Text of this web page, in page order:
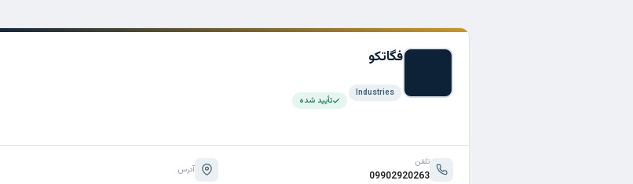
فگاتکو
Industries
تأیید شده
تلفن
09902920263 آدرس